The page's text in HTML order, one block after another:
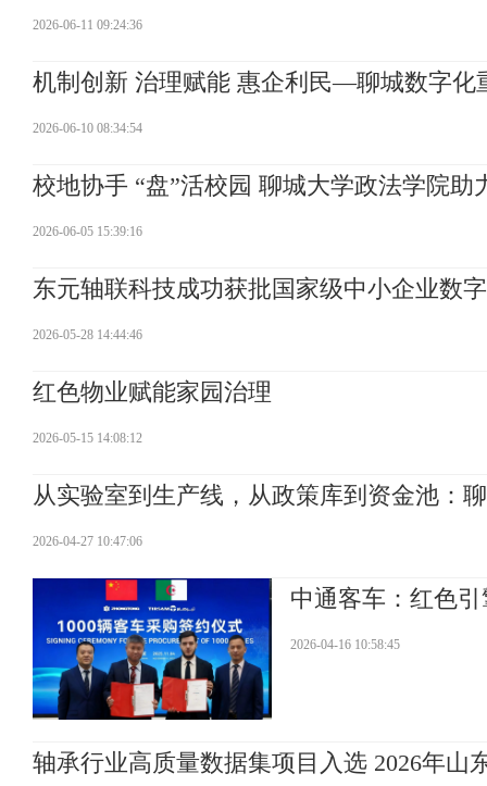
2026-06-11 09:24:36
机制创新 治理赋能 惠企利民—聊城数字化
2026-06-10 08:34:54
校地协手 “盘”活校园 聊城大学政法学院
2026-06-05 15:39:16
东元轴联科技成功获批国家级中小企业数
2026-05-28 14:44:46
红色物业赋能家园治理
2026-05-15 14:08:12
从实验室到生产线，从政策库到资金池：
2026-04-27 10:47:06
中通客车：红色
2026-04-16 10:58:45
轴承行业高质量数据集项目入选 2026年山